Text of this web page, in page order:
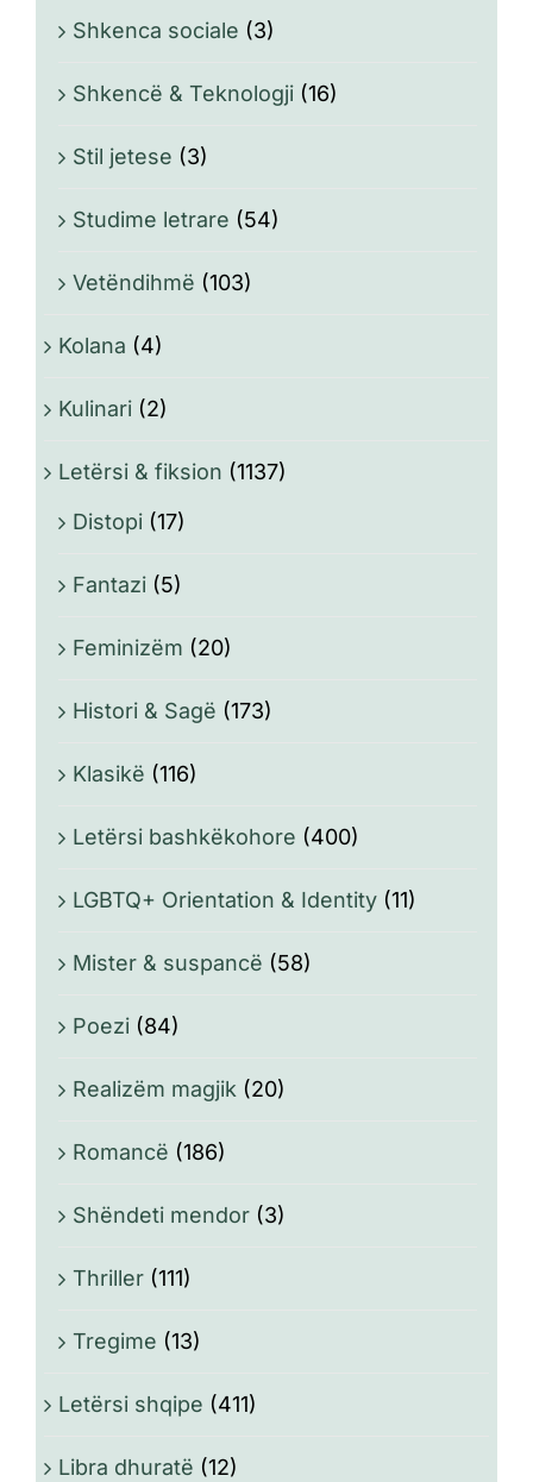
Shkenca sociale (3)
Shkencë & Teknologji (16)
Stil jetese (3)
Studime letrare (54)
Vetëndihmë (103)
Kolana (4)
Kulinari (2)
Letërsi & fiksion (1137)
Distopi (17)
Fantazi (5)
Feminizëm (20)
Histori & Sagë (173)
Klasikë (116)
Letërsi bashkëkohore (400)
LGBTQ+ Orientation & Identity (11)
Mister & suspancë (58)
Poezi (84)
Realizëm magjik (20)
Romancë (186)
Shëndeti mendor (3)
Thriller (111)
Tregime (13)
Letërsi shqipe (411)
Libra dhuratë (12)